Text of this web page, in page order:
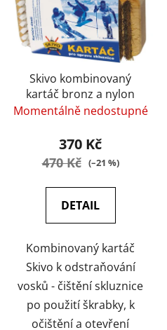
Skivo kombinovaný
kartáč bronz a nylon
Momentálně nedostupné
370 Kč
470 Kč (–21 %)
DETAIL
Kombinovaný kartáč
Skivo k odstraňování
vosků - čištění skluznice
po použití škrabky, k
očištění a otevření